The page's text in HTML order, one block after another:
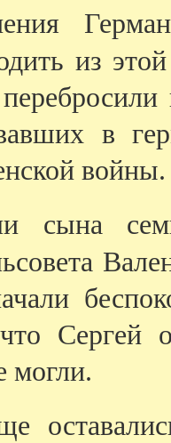
из
в
войны.
сына
Сергей
могли.